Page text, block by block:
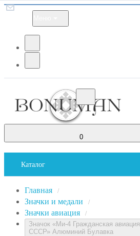
0
Каталог
Главная /
Значки и медали /
Значки авиация /
Значок «Ми-4 Гражданская авиация
СССР» Алюминий Булавка